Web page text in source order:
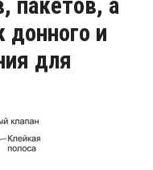
пакетов, а
донного и
для